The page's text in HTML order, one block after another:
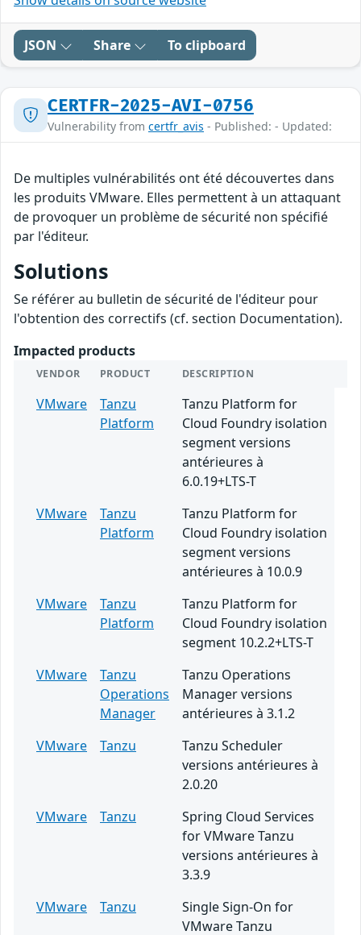
JSON Share To clipboard
CERTFR-2025-AVI-0756
Vulnerability from certfr_avis - Published: - Updated:
De multiples vulnérabilités ont été découvertes dans
les produits VMware. Elles permettent à un attaquant
de provoquer un problème de sécurité non spécifié
par l'éditeur.
Solutions
Se référer au bulletin de sécurité de l'éditeur pour
l'obtention des correctifs (cf. section Documentation).
Impacted products
VENDOR PRODUCT DESCRIPTION
VMware
Tanzu
Platform
Tanzu Platform for
Cloud Foundry isolation
segment versions
antérieures à
6.0.19+LTS-T
VMware
Tanzu
Platform
Tanzu Platform for
Cloud Foundry isolation
segment versions
antérieures à 10.0.9
VMware
Tanzu
Platform
Tanzu Platform for
Cloud Foundry isolation
segment 10.2.2+LTS-T
VMware
Tanzu
Operations
Manager
Tanzu Operations
Manager versions
antérieures à 3.1.2
VMware
Tanzu
Tanzu Scheduler
versions antérieures à
2.0.20
VMware
Tanzu
Spring Cloud Services
for VMware Tanzu
versions antérieures à
3.3.9
VMware
Tanzu
Single Sign-On for
VMware Tanzu